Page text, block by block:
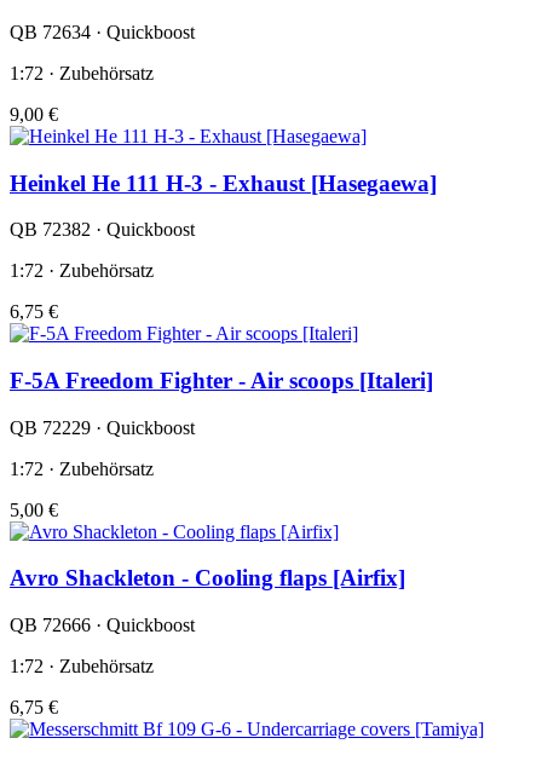
QB 72634 · Quickboost
1:72 · Zubehörsatz
9,00 €
Heinkel He 111 H-3 - Exhaust [Hasegaewa]
QB 72382 · Quickboost
1:72 · Zubehörsatz
6,75 €
F-5A Freedom Fighter - Air scoops [Italeri]
QB 72229 · Quickboost
1:72 · Zubehörsatz
5,00 €
Avro Shackleton - Cooling flaps [Airfix]
QB 72666 · Quickboost
1:72 · Zubehörsatz
6,75 €